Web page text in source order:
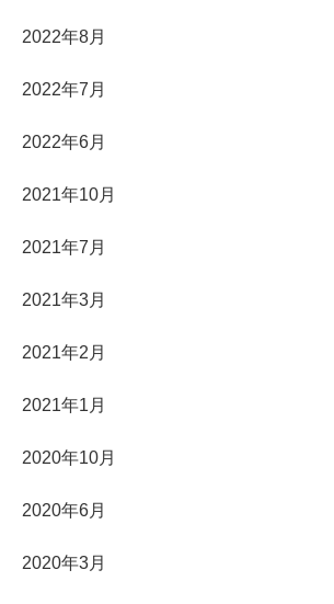
2022年8月
2022年7月
2022年6月
2021年10月
2021年7月
2021年3月
2021年2月
2021年1月
2020年10月
2020年6月
2020年3月